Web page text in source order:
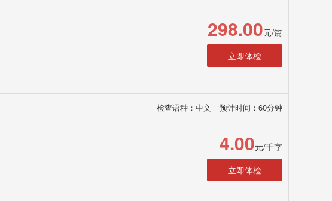
298.00元/篇
立即体检
检查语种：中文 预计时间：60分钟
4.00元/千字
立即体检